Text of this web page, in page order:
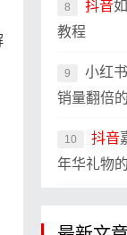
8 抖音
教程
9
小红
销量翻倍
10 抖音
年华礼物